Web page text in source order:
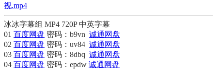
视.mp4
冰冰字幕组 MP4 720P 中英字幕
01 百度网盘 密码：b9vn 诚通网盘
02 百度网盘 密码：uv84 诚通网盘
03 百度网盘 密码：8dbq 诚通网盘
04 百度网盘 密码：epdw 诚通网盘